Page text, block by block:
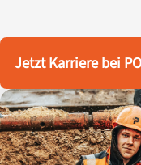
Jetzt Karriere bei